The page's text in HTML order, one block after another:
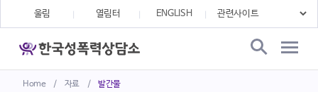
Home / 자료 / 발간물
울림 열림터 ENGLISH